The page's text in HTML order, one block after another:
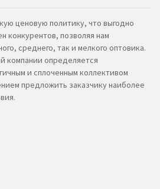
ценовую политику, что выгодно
конкурентов, позволяя нам
среднего, так и мелкого оптовика.
компании определяется
и сплоченным коллективом
предложить заказчику наиболее